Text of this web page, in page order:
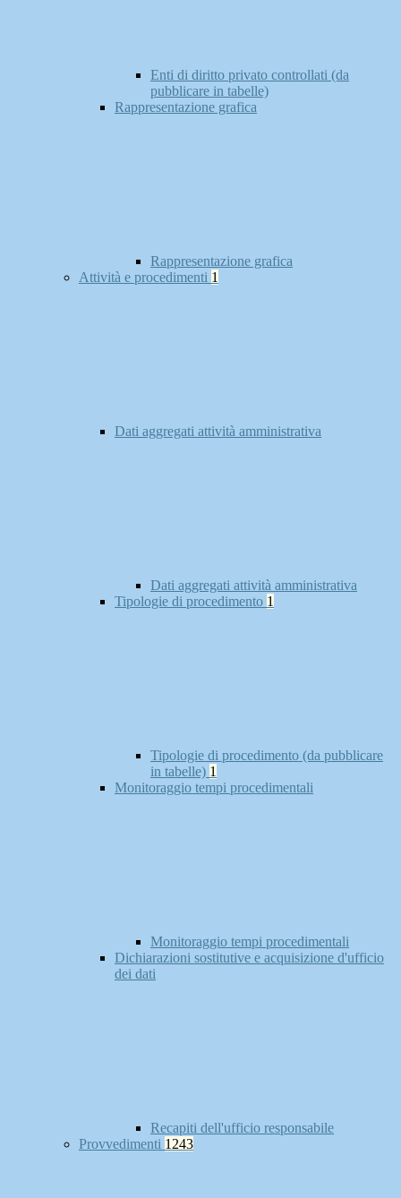
Enti di diritto privato controllati (da
pubblicare in tabelle)
Rappresentazione grafica
Rappresentazione grafica
Attività e procedimenti 1
Dati aggregati attività amministrativa
Dati aggregati attività amministrativa
Tipologie di procedimento 1
Tipologie di procedimento (da pubblicare
in tabelle) 1
Monitoraggio tempi procedimentali
Monitoraggio tempi procedimentali
Dichiarazioni sostitutive e acquisizione d'ufficio
dei dati
Recapiti dell'ufficio responsabile
Provvedimenti 1243